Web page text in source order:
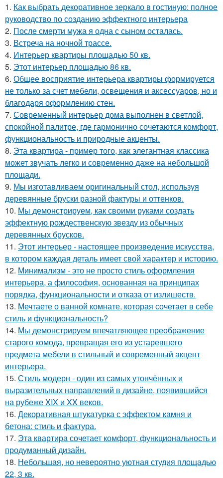
1. Как выбрать декоративное зеркало в гостиную: полное
руководство по созданию эффектного интерьера
2. После смерти мужа я одна с сыном осталась.
3. Встреча на ночной трассе.
4. Интерьер квартиры площадью 50 кв.
5. Этот интерьер площадью 86 кв.
6. Общее восприятие интерьера квартиры формируется
не только за счет мебели, освещения и аксессуаров, но и
благодаря оформлению стен.
7. Современный интерьер дома выполнен в светлой,
спокойной палитре, где гармонично сочетаются комфорт,
функциональность и природные акценты.
8. Эта квартира - пример того, как элегантная классика
может звучать легко и современно даже на небольшой
площади.
9. Мы изготавливаем оригинальный стол, используя
деревянные бруски разной фактуры и оттенков.
10. Мы демонстрируем, как своими руками создать
эффектную рождественскую звезду из обычных
деревянных брусков.
11. Этот интерьер - настоящее произведение искусства,
в котором каждая деталь имеет свой характер и историю.
12. Минимализм - это не просто стиль оформления
интерьера, а философия, основанная на принципах
порядка, функциональности и отказа от излишеств.
13. Мечтаете о ванной комнате, которая сочетает в себе
стиль и функциональность?
14. Мы демонстрируем впечатляющее преображение
старого комода, превращая его из устаревшего
предмета мебели в стильный и современный акцент
интерьера.
15. Стиль модерн - один из самых утончённых и
выразительных направлений в дизайне, появившийся
на рубеже XIX и XX веков.
16. Декоративная штукатурка с эффектом камня и
бетона: стиль и фактура.
17. Эта квартира сочетает комфорт, функциональность и
продуманный дизайн.
18. Небольшая, но невероятно уютная студия площадью
22, 3 кв.